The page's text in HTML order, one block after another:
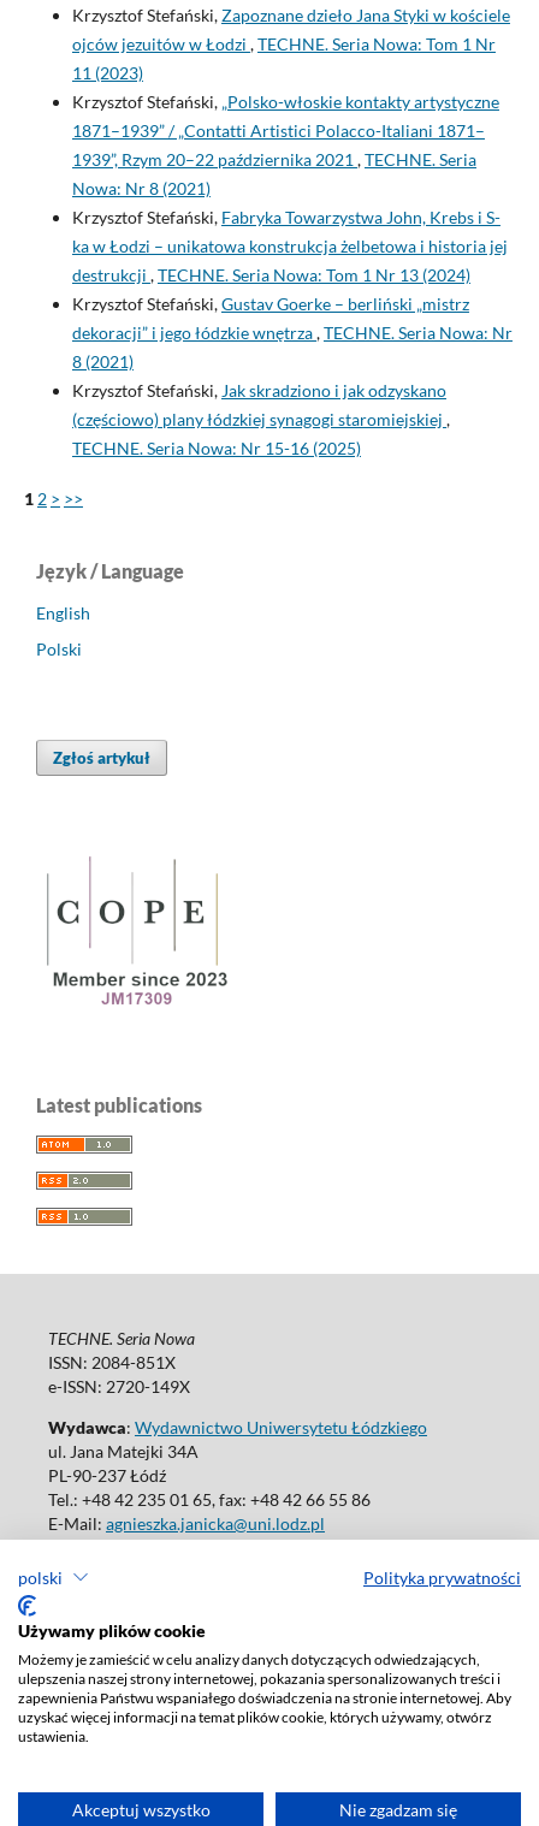
polski Polityka prywatności
Używamy plików cookie
Możemy je zamieścić w celu analizy danych dotyczących odwiedzających,
ulepszenia naszej strony internetowej, pokazania spersonalizowanych treści i
zapewnienia Państwu wspaniałego doświadczenia na stronie internetowej. Aby
uzyskać więcej informacji na temat plików cookie, których używamy, otwórz
ustawienia.
Akceptuj wszystko Nie zgadzam się
Krzysztof Stefański,Zapoznane dzieło Jana Styki w kościele
ojców jezuitów w Łodzi ,TECHNE. Seria Nowa: Tom 1 Nr
11 (2023)
Krzysztof Stefański, „Polsko-włoskie kontakty artystyczne
1871–1939” / „Contatti Artistici Polacco-Italiani 1871–
1939”, Rzym 20–22 października 2021 ,TECHNE. Seria
Nowa: Nr 8 (2021)
Krzysztof Stefański, Fabryka Towarzystwa John, Krebs i S-
ka w Łodzi – unikatowa konstrukcja żelbetowa i historia jej
destrukcji ,TECHNE. Seria Nowa: Tom 1 Nr 13 (2024)
Krzysztof Stefański,Gustav Goerke – berliński „mistrz
dekoracji” i jego łódzkie wnętrza,TECHNE. Seria Nowa: Nr
8 (2021)
Krzysztof Stefański, Jak skradziono i jak odzyskano
(częściowo) plany łódzkiej synagogi staromiejskiej ,
TECHNE. Seria Nowa: Nr 15-16 (2025)
1 2 > >>
Język / Language
English
Polski
Zgłoś artykuł
Latest publications
TECHNE. Seria Nowa
ISSN: 2084-851X
e-ISSN: 2720-149X
Wydawca: Wydawnictwo Uniwersytetu Łódzkiego
ul. Jana Matejki 34A
PL-90-237 Łódź
Tel.: +48 42 235 01 65, fax: +48 42 66 55 86
E-Mail: agnieszka.janicka@uni.lodz.pl
Deklaracja dostępności